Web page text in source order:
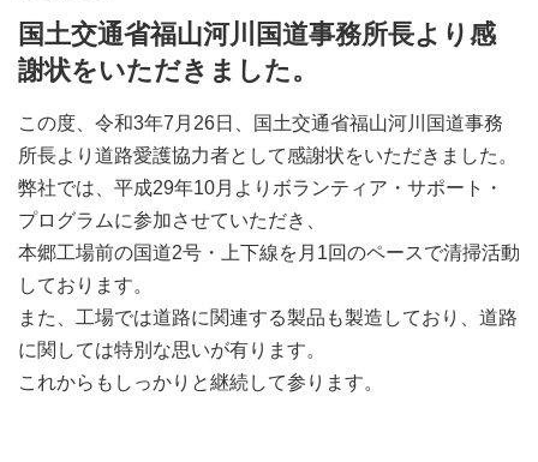
国土交通省福山河川国道事務所長より感
謝状をいただきました。
この度、令和3年7月26日、国土交通省福山河川国道事務
所長より道路愛護協力者として感謝状をいただきました。
弊社では、平成29年10月よりボランティア・サポート・
プログラムに参加させていただき、
本郷工場前の国道2号・上下線を月1回のペースで清掃活動
しております。
また、工場では道路に関連する製品も製造しており、道路
に関しては特別な思いが有ります。
これからもしっかりと継続して参ります。